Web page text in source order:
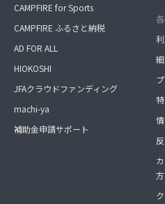
CAMPFIRE for Sports
CAMPFIRE ふるさと納税
AD FOR ALL
HIOKOSHI
JFAクラウドファンディング
machi-ya
補助金申請サポート
方